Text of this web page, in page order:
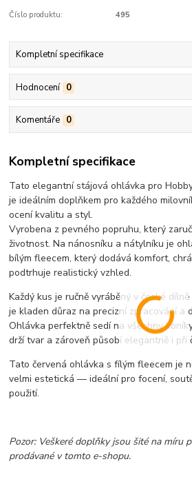
Číslo produktu: 495
Kompletní specifikace
Hodnocení 0
Komentáře 0
Kompletní specifikace
Tato elegantní stájová ohlávka pro
je ideálním doplňkem pro každého
ocení kvalitu a styl.
Vyrobena z pevného popruhu, který
životnost. Na nánosníku a nátylníku je
bílým fleecem, který dodává komfort,
podtrhuje realistický vzhled.
Každý kus je ručně vyráběný v české
je kladen důraz na precizní zpracování a
Ohlávka perfektně sedí na všechny
drží tvar a zároveň působí elegantně i při
Tato červená ohlávka s fílým fleecem je
velmi estetická — ideální pro focení,
použití.
Pozor: Veškeré doplňky jsou šité na míru
prodávané v tomto e-shopu.